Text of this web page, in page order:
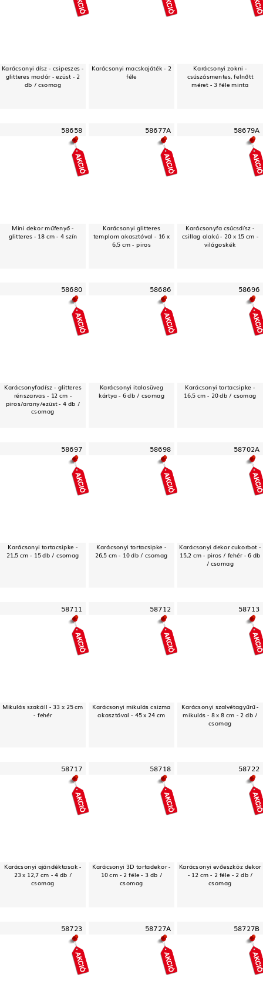
Karácsonyi dísz - csipeszes -
glitteres madár - ezüst - 2
db / csomag
Karácsonyi macskajáték - 2
féle
Karácsonyi zokni -
csúszásmentes, felnőtt
méret - 3 féle minta
58658
Mini dekor műfenyő -
glitteres - 18 cm - 4 szín
58677A
Karácsonyi glitteres
templom akasztóval - 16 x
6,5 cm - piros
58679A
Karácsonyfa csúcsdísz -
csillag alakú - 20 x 15 cm -
világoskék
58680
Karácsonyfadísz - glitteres
rénszarvas - 12 cm -
piros/arany/ezüst - 4 db /
csomag
58686
Karácsonyi italosüveg
kártya - 6 db / csomag
58696
Karácsonyi tortacsipke -
16,5 cm - 20 db / csomag
58697
Karácsonyi tortacsipke -
21,5 cm - 15 db / csomag
58698
Karácsonyi tortacsipke -
26,5 cm - 10 db / csomag
58702A
Karácsonyi dekor cukorbot -
15,2 cm - piros / fehér - 6 db
/ csomag
58711
Mikulás szakáll - 33 x 25 cm
- fehér
58712
Karácsonyi mikulás csizma
akasztóval - 45 x 24 cm
58713
Karácsonyi szalvétagyűrű -
mikulás - 8 x 8 cm - 2 db /
csomag
58717
Karácsonyi ajándéktasak -
23 x 12,7 cm - 4 db /
csomag
58718
Karácsonyi 3D tortadekor -
10 cm - 2 féle - 3 db /
csomag
58722
Karácsonyi evőeszköz dekor
- 12 cm - 2 féle - 2 db /
csomag
58723 58727A 58727B